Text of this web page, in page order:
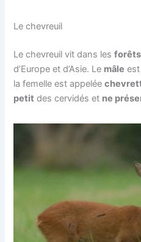
Le chevreuil
Le chevreuil vit dans les
d’Europe et d’Asie. Le mâle
la femelle est appelée
petit des cervidés et ne